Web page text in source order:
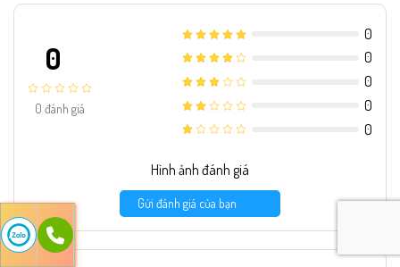
0
0 đánh giá
0
0
0
0
0
Hình ảnh đánh giá
Gửi đánh giá của bạn